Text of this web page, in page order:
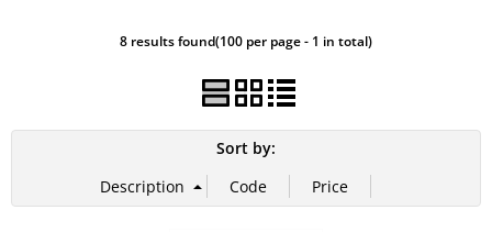
8 results found(100 per page - 1 in total)
Sort by: